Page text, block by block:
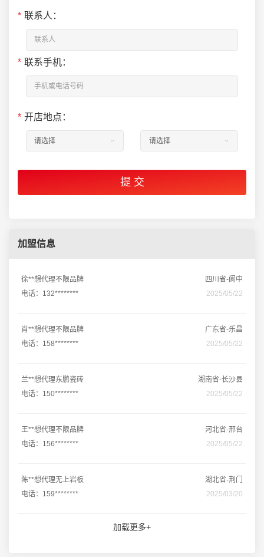
* 联系人：
* 联系手机：
* 开店地点：
加盟信息
徐**想代理不限品牌
四川省-阆中
电话：132********
2025/05/22
肖**想代理不限品牌
广东省-乐昌
电话：158********
2025/05/22
兰**想代理东鹏瓷砖
湖南省-长沙县
电话：150********
2025/05/22
王**想代理不限品牌
河北省-邢台
电话：156********
2025/05/22
陈**想代理无上岩板
湖北省-荆门
电话：159********
2025/03/20
加载更多+